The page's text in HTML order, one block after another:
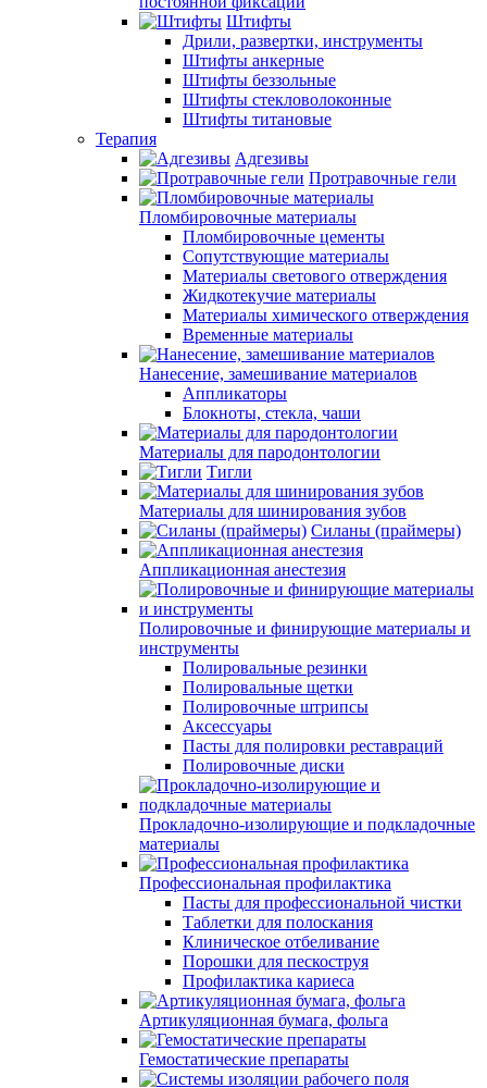
Штифты
Дрили, развертки, инструменты
Штифты анкерные
Штифты беззольные
Штифты стекловолоконные
Штифты титановые
Терапия
Адгезивы
Протравочные гели
Пломбировочные материалы
Пломбировочные цементы
Сопутствующие материалы
Материалы светового отверждения
Жидкотекучие материалы
Материалы химического отверждения
Временные материалы
Нанесение, замешивание материалов
Аппликаторы
Блокноты, стекла, чаши
Материалы для пародонтологии
Тигли
Материалы для шинирования зубов
Силаны (праймеры)
Аппликационная анестезия
Полировочные и финирующие материалы и
инструменты
Полировальные резинки
Полировальные щетки
Полировочные штрипсы
Аксессуары
Пасты для полировки реставраций
Полировочные диски
Прокладочно-изолирующие и подкладочные
материалы
Профессиональная профилактика
Пасты для профессиональной чистки
Таблетки для полоскания
Клиническое отбеливание
Порошки для пескоструя
Профилактика кариеса
Артикуляционная бумага, фольга
Гемостатические препараты